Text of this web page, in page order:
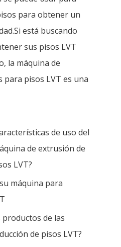
para obtener un
está buscando
sus pisos LVT
la máquina de
pisos LVT es una
de uso del
de extrusión de
LVT?
máquina para
de las
de pisos LVT?